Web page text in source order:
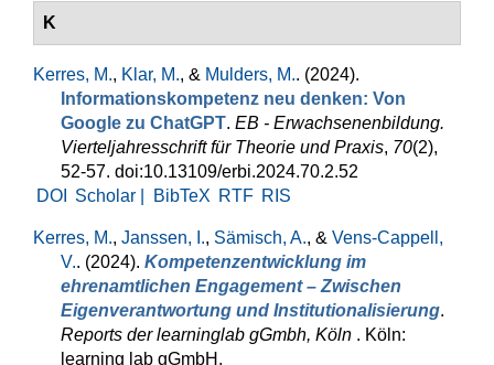
K
Kerres, M., Klar, M., & Mulders, M.. (2024).
Informationskompetenz neu denken: Von
Google zu ChatGPT. EB - Erwachsenenbildung.
Vierteljahresschrift für Theorie und Praxis, 70(2),
52-57. doi:10.13109/erbi.2024.70.2.52
DOI
Scholar | BibTeX RTF RIS
Kerres, M., Janssen, I., Sämisch, A., & Vens-Cappell,
V.. (2024). Kompetenzentwicklung im
ehrenamtlichen Engagement – Zwischen
Eigenverantwortung und Institutionalisierung.
Reports der learninglab gGmbh, Köln . Köln:
learning lab gGmbH.